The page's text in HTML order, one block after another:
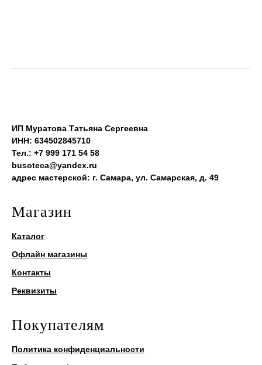
ИП Муратова Татьяна Сергеевна
ИНН: 634502845710
Тел.: +7 999 171 54 58
busoteca@yandex.ru
адрес мастерской: г. Самара, ул. Самарская, д. 49
Магазин
Каталог
Офлайн магазины
Контакты
Реквизиты
Покупателям
Политика конфиденциальности